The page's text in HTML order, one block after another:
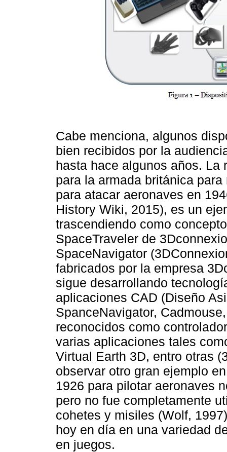
Cabe menciona, algunos
bien recibidos por la
hasta hace algunos años. La
para la armada británica
para atacar aeronaves en
History Wiki, 2015), es un
trascendiendo como
SpaceTraveler de
SpaceNavigator
fabricados por la empresa
sigue desarrollando
aplicaciones CAD (Diseño
SpanceNavigator,
reconocidos como
varias aplicaciones tales
Virtual Earth 3D, entro otras
observar otro gran ejemplo
1926 para pilotar aeronaves
pero no fue completamente
cohetes y misiles (Wolf,
hoy en día en una variedad
en juegos.